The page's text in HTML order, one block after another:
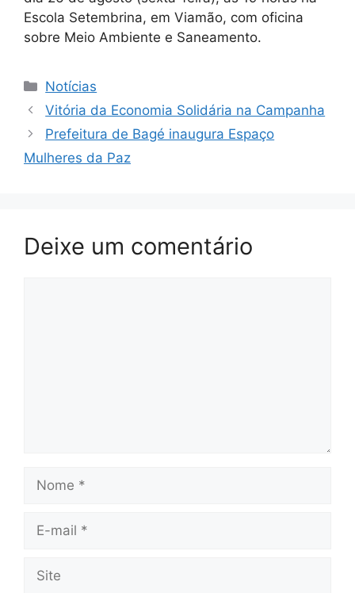
Escola Setembrina, em Viamão, com oficina
sobre Meio Ambiente e Saneamento.
Categorias
Notícias
Vitória da Economia Solidária na Campanha
Prefeitura de Bagé inaugura Espaço
Mulheres da Paz
Deixe um comentário
Nome
Site